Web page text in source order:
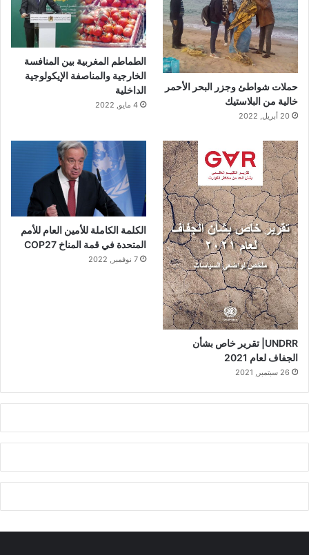
حملات شواطئ وجزر البحر الأحمر
خالية من البلاستيك
20 أبريل, 2022
الطماطم المغربية بين المنافسة
الخارجية والمناصفة الإيكولوجية
الداخلية
4 مايو, 2022
UNDRR| تقرير خاص بشأن
الجفاف لعام 2021
26 سبتمبر, 2021
الكلمة الكاملة للأمين العام للأمم
المتحدة في قمة المناخ COP27
7 نوفمبر, 2022